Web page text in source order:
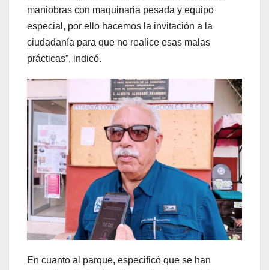
maniobras con maquinaria pesada y equipo
especial, por ello hacemos la invitación a la
ciudadanía para que no realice esas malas
prácticas”, indicó.
En cuanto al parque, especificó que se han